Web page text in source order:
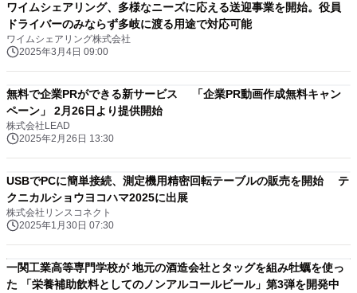
ワイムシェアリング、多様なニーズに応える送迎事業を開始。役員
ドライバーのみならず多岐に渡る用途で対応可能
ワイムシェアリング株式会社
2025年3月4日 09:00
無料で企業PRができる新サービス 「企業PR動画作成無料キャン
ペーン」 2月26日より提供開始
株式会社LEAD
2025年2月26日 13:30
USBでPCに簡単接続、測定機用精密回転テーブルの販売を開始 テ
クニカルショウヨコハマ2025に出展
株式会社リンスコネクト
2025年1月30日 07:30
一関工業高等専門学校が 地元の酒造会社とタッグを組み牡蠣を使っ
た 「栄養補助飲料としてのノンアルコールビール」第3弾を開発中